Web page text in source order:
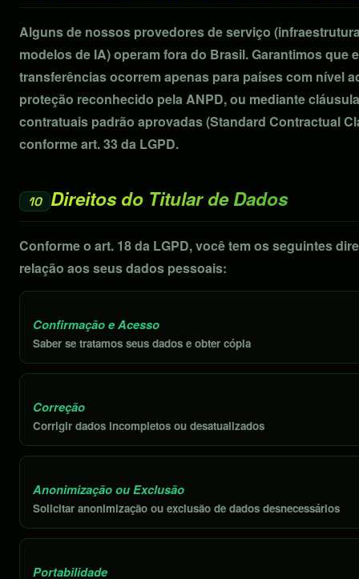
Alguns de nossos provedores de serviço
modelos de IA) operam fora do Brasil. Garantimos que
transferências ocorrem apenas para países com nível
proteção reconhecido pela ANPD, ou mediante
contratuais padrão aprovadas (Standard Contractual
conforme art. 33 da LGPD.
10 Direitos do Titular de Dados
Conforme o art. 18 da LGPD, você tem os seguintes
relação aos seus dados pessoais:
Confirmação e Acesso
Saber se tratamos seus dados e obter cópia
Correção
Corrigir dados incompletos ou desatualizados
Anonimização ou Exclusão
Solicitar anonimização ou exclusão de dados desnecessários
Portabilidade